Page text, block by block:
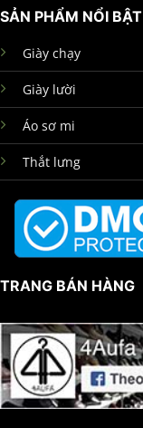
SẢN PHẨM NỔI BẬT
Giày chạy
Giày lười
Áo sơ mi
Thắt lưng
TRANG BÁN HÀNG